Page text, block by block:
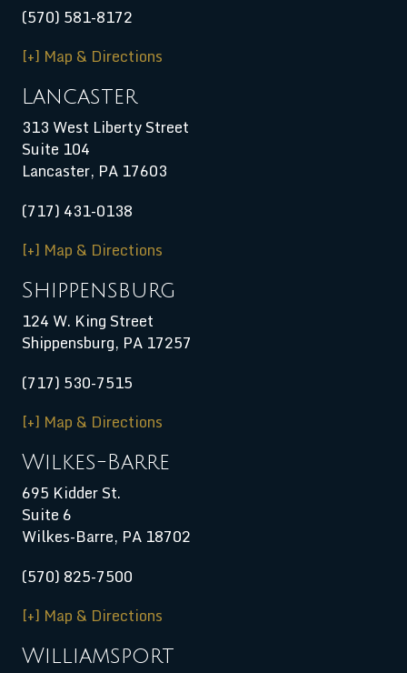
(570) 581-8172
[+] Map & Directions
Lancaster
313 West Liberty Street
Suite 104
Lancaster, PA 17603
(717) 431-0138
[+] Map & Directions
Shippensburg
124 W. King Street
Shippensburg, PA 17257
(717) 530-7515
[+] Map & Directions
Wilkes-Barre
695 Kidder St.
Suite 6
Wilkes-Barre, PA 18702
(570) 825-7500
[+] Map & Directions
Williamsport